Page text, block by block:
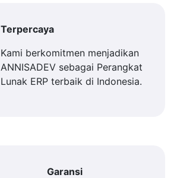
Terpercaya
Kami berkomitmen menjadikan
ANNISADEV sebagai Perangkat
Lunak ERP terbaik di Indonesia.
Garansi